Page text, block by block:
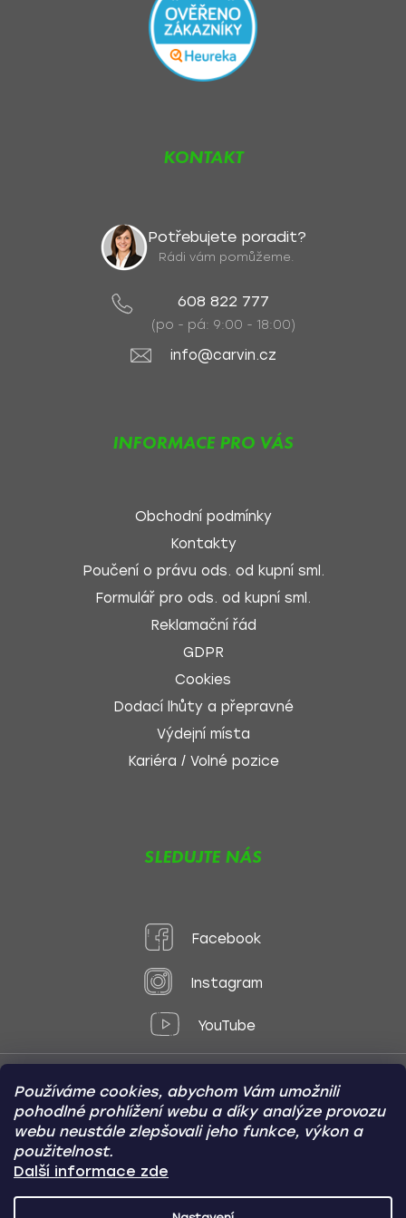
Používáme cookies, abychom Vám umožnili
pohodlné prohlížení webu a díky analýze provozu
webu neustále zlepšovali jeho funkce, výkon a
použitelnost.
Další informace zde
KONTAKT
Potřebujete poradit?
Rádi vám pomůžeme.
608 822 777
(po - pá: 9:00 - 18:00)
info@carvin.cz
INFORMACE PRO VÁS
Obchodní podmínky
Kontakty
Poučení o právu ods. od kupní sml.
Formulář pro ods. od kupní sml.
Reklamační řád
GDPR
Cookies
Dodací lhůty a přepravné
Výdejní místa
Kariéra / Volné pozice
SLEDUJTE NÁS
Facebook
Instagram
YouTube
Způsoby platby:
Online
Převod
Dobírka